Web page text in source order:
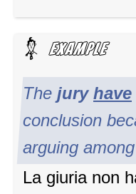
The jury have
conclusion
arguing
La giuria non